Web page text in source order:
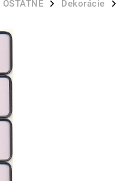
OSTATNÉ / Dekorácie /